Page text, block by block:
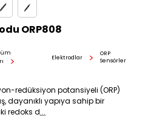
ORP808
Elektrodlar
ORP
Sensörler
redüksiyon potansiyeli (ORP)
dayanıklı yapıya sahip bir
redoks d...